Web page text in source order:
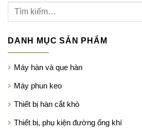
DANH MỤC SẢN PHẨM
Máy hàn và que hàn
Máy phun keo
Thiết bị hàn cắt khò
Thiết bị, phụ kiện đường ống khí